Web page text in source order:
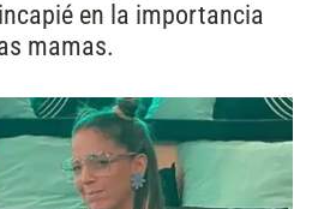
en la importancia
mamas.